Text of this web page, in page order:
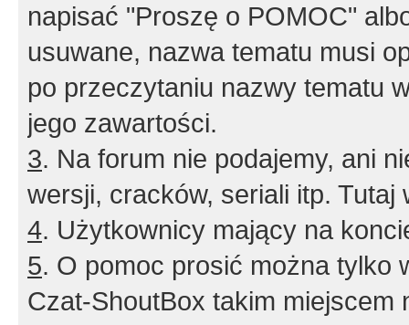
napisać "Proszę o POMOC"
usuwane, nazwa tematu musi
po przeczytaniu nazwy tematu
jego zawartości.
3. Na forum nie podajemy, ani
wersji, cracków, seriali itp. Tutaj
4. Użytkownicy mający na
5. O pomoc prosić można tylko
Czat-ShoutBox takim miejscem